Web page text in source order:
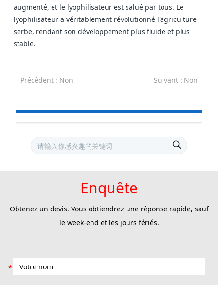
augmenté, et le lyophilisateur est salué par tous. Le
lyophilisateur a véritablement révolutionné l'agriculture
serbe, rendant son développement plus fluide et plus
stable.
Précédent : Non Suivant : Non
Enquête
Obtenez un devis. Vous obtiendrez une réponse rapide, sauf
le week-end et les jours fériés.